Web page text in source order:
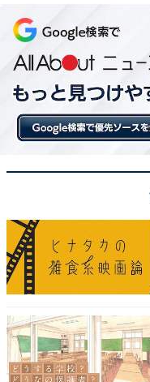
発売日
2026年6月
価格
税込300円
・ノンタン
・ぶたさん
・くまさん
・うさぎさん